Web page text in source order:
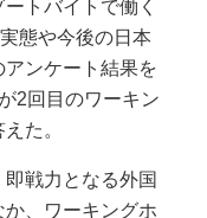
トバイトで働く
態や今後の日本
ンケート結果を
2回目のワーキン
た。
戦力となる外国
か、ワーキングホ